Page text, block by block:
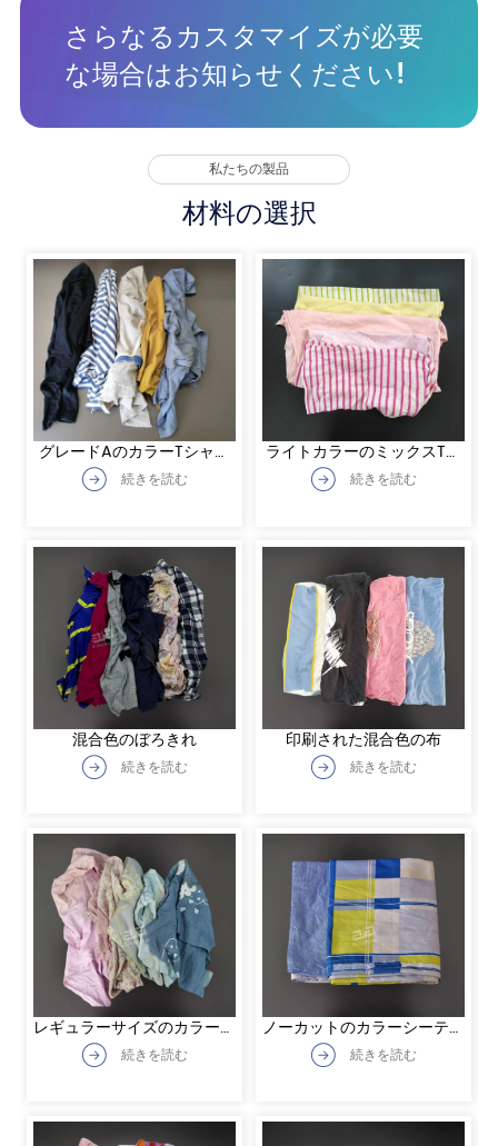
さらなるカスタマイズが必要
な場合はお知らせください!
私たちの製品
材料の選択
グレードAのカラーTシャツ
用のラグ
続きを読む
ライトカラーのミックスTシ
ャツのラグ
続きを読む
混合色のぼろきれ
続きを読む
印刷された混合色の布
続きを読む
レギュラーサイズのカラーシ
ーティングラグ
続きを読む
ノーカットのカラーシーティ
ングラグ
続きを読む